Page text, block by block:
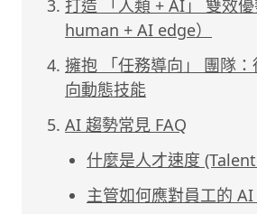
打造 「人類 + AI」 雙效
human + AI edge）
擁抱 「任務導向」 團隊
向動態技能
AI 趨勢常見 FAQ
什麼是人才速度
主管如何應對員工的 AI